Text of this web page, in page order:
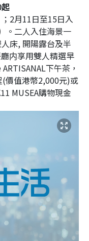
2月11日至15日入
。二人入住海景一
床, 開陽露台及半
内享用雙人精選早
下午茶，
價值港幣2,000元)或
MUSEA購物現金